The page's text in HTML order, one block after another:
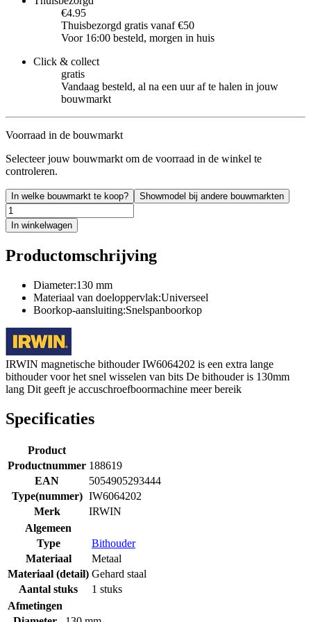
€4.95
Thuisbezorgd gratis vanaf €50
Voor 16:00 besteld, morgen in huis
Click & collect
gratis
Vandaag besteld, al na een uur af te halen in jouw
bouwmarkt
Voorraad in de bouwmarkt
Selecteer jouw bouwmarkt om de voorraad in de winkel te
controleren.
In welke bouwmarkt te koop? Showmodel bij andere bouwmarkten
In winkelwagen
Productomschrijving
Diameter:130 mm
Materiaal van doeloppervlak:Universeel
Boorkop-aansluiting:Snelspanboorkop
IRWIN magnetische bithouder IW6064202 is een extra lange
bithouder voor het snel wisselen van bits De bithouder is 130mm
lang Dit geeft je accuschroefboormachine meer bereik
Specificaties
Product
Productnummer 188619
EAN
5054905293444
Type(nummer) IW6064202
Merk
IRWIN
Algemeen
Type
Bithouder
Materiaal
Metaal
Materiaal (detail) Gehard staal
Aantal stuks
1 stuks
Afmetingen